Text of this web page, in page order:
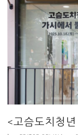
<고슴도치청